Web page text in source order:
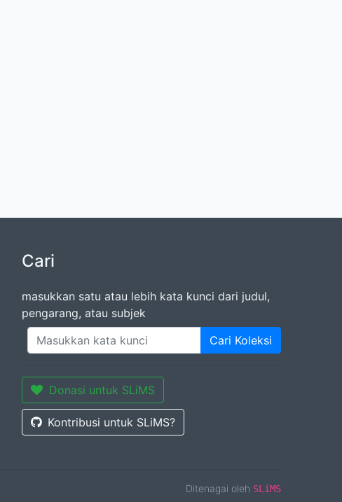
Cari
masukkan satu atau lebih kata kunci dari judul,
pengarang, atau subjek
Cari Koleksi
Donasi untuk SLiMS
Kontribusi untuk SLiMS?
Ditenagai oleh SLiMS